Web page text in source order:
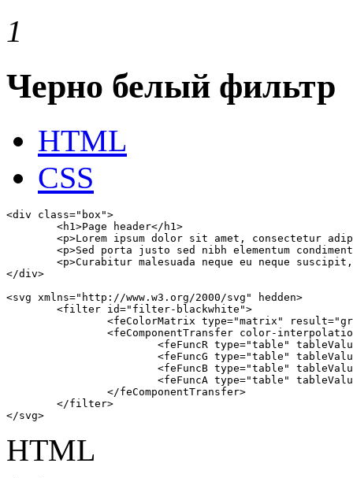
1
Черно белый фильтр
HTML
CSS
<div class="box">
</div>
<svg xmlns="http://www.w3.org/2000/svg" hedden>
</svg>
HTML